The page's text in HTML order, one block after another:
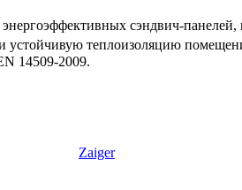
энергоэффективных сэндвич-
теплоизоляцию
14509-2009.
Zaiger